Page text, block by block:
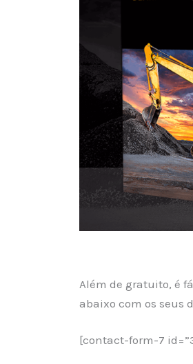
Além de gratuito, é
abaixo com os seus
[contact-form-7